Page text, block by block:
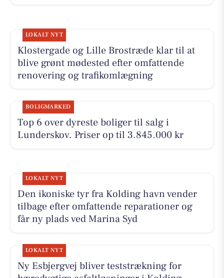
LOKALT NYT
Klostergade og Lille Brostræde klar til at
blive grønt mødested efter omfattende
renovering og trafikomlægning
BOLIGMARKED
Top 6 over dyreste boliger til salg i
Lunderskov. Priser op til 3.845.000 kr
LOKALT NYT
Den ikoniske tyr fra Kolding havn vender
tilbage efter omfattende reparationer og
får ny plads ved Marina Syd
LOKALT NYT
Ny Esbjergvej bliver teststrækning for